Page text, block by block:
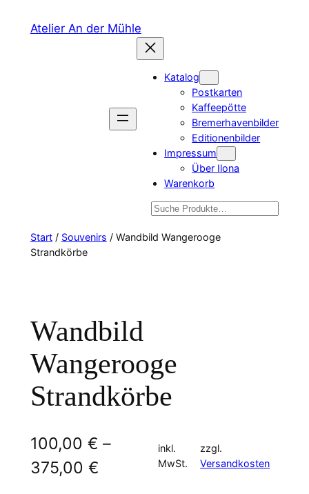
InhaltAtelier An der Mühle
Katalog
Postkarten
Kaffeepötte
Bremerhavenbilder
Editionenbilder
Impressum
Über Ilona
Warenkorb
Suchen
Start/ Souvenirs / Wandbild Wangerooge
Strandkörbe
Wandbild
Wangerooge
Strandkörbe
100,00 € –
375,00 €
inkl.
MwSt.
zzgl.
Versandkosten